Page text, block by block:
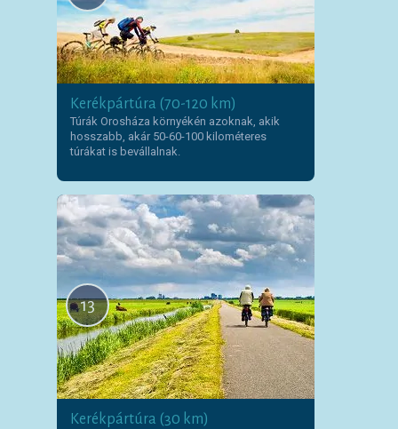
Kerékpártúra (70-120 km)
Túrák Orosháza környékén azoknak, akik
hosszabb, akár 50-60-100 kilométeres
túrákat is bevállalnak.
13
Kerékpártúra (30 km)